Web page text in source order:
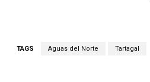
TAGS Aguas del Norte Tartagal